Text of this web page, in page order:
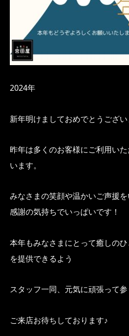
2024年
新年明けましておめでとうござい
昨年は多くのお客様にご利用い
います。
みなさまの笑顔や温かいご声援
感謝の気持ちでいっぱいです！
本年もみなさまにとって癒しの
を提供できるよう
スタッフ一同、元気に頑張って参
ご来店お待ちしております♪